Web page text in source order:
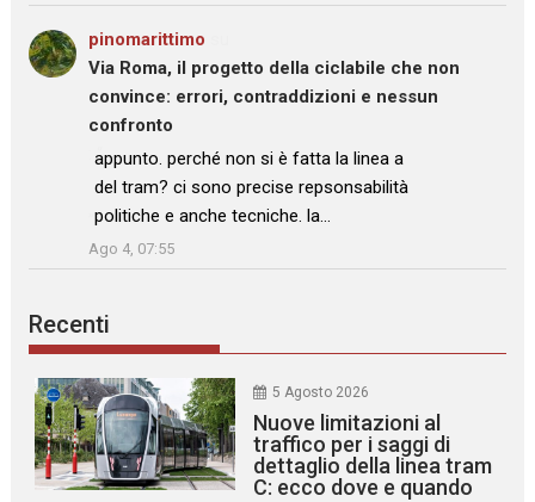
pinomarittimo
Via Roma, il progetto della ciclabile che non
convince: errori, contraddizioni e nessun
confronto
: “
appunto. perché non si è fatta la linea a
del tram? ci sono precise repsonsabilità
politiche e anche tecniche. la…
”
Ago 4, 07:55
Recenti
5 Agosto 2026
Nuove limitazioni al
traffico per i saggi di
dettaglio della linea tram
C: ecco dove e quando